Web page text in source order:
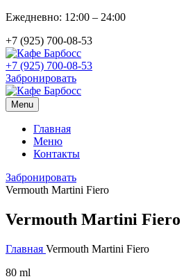
Ежедневно: 12:00 – 24:00
+7 (925) 700-08-53
+7 (925) 700-08-53
Забронировать
Menu
Главная
Меню
Контакты
Забронировать
Vermouth Martini Fiero
Vermouth Martini Fiero
Главная Vermouth Martini Fiero
80 ml